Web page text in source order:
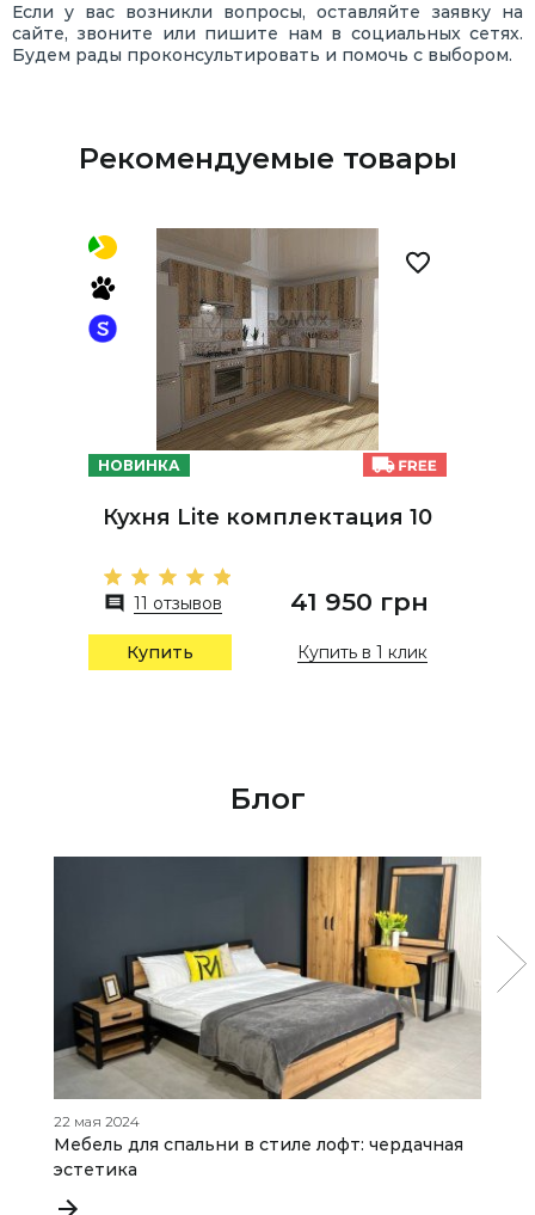
Если у вас возникли вопросы, оставляйте заявку на
сайте, звоните или пишите нам в социальных сетях.
Будем рады проконсультировать и помочь с выбором.
Рекомендуемые товары
НОВИНКА
Кухня Lite комплектация 10
11 отзывов 41 950 грн
Купить Купить в 1 клик
Блог
22 мая 2024
Мебель для спальни в стиле лофт: чердачная
эстетика